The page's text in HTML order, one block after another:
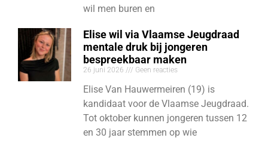
wil men buren en
Elise wil via Vlaamse Jeugdraad
mentale druk bij jongeren
bespreekbaar maken
26 juni 2026 Geen reacties
Elise Van Hauwermeiren (19) is
kandidaat voor de Vlaamse Jeugdraad.
Tot oktober kunnen jongeren tussen 12
en 30 jaar stemmen op wie